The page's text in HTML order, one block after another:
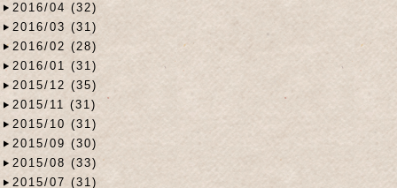
2016/04 (32)
2016/03 (31)
2016/02 (28)
2016/01 (31)
2015/12 (35)
2015/11 (31)
2015/10 (31)
2015/09 (30)
2015/08 (33)
2015/07 (31)